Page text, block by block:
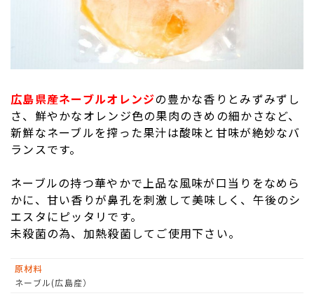
広島県産ネーブルオレンジの豊かな香りとみずみずし
さ、鮮やかなオレンジ色の果肉のきめの細かさなど、
新鮮なネーブルを搾った果汁は酸味と甘味が絶妙なバ
ランスです。
ネーブルの持つ華やかで上品な風味が口当りをなめら
かに、甘い香りが鼻孔を刺激して美味しく、午後のシ
エスタにピッタリです。
未殺菌の為、加熱殺菌してご使用下さい。
原材料
ネーブル(広島産）